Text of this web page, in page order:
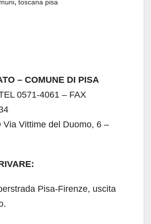
, toscana pisa
– COMUNE DI PISA
0571-4061 – FAX
Via Vittime del Duomo, 6 –
Pisa-Firenze, uscita